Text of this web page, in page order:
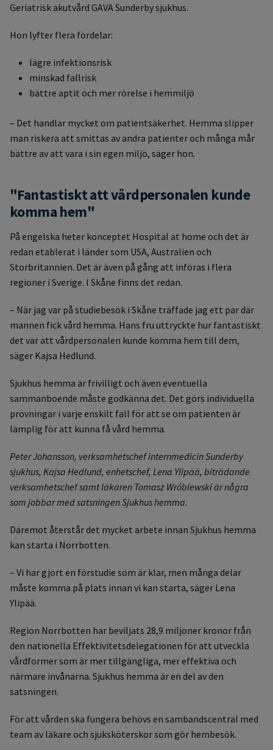
Geriatrisk akutvård GAVA Sunderby sjukhus.
Hon lyfter flera fördelar:
lägre infektionsrisk
minskad fallrisk
bättre aptit och mer rörelse i hemmiljö
– Det handlar mycket om patientsäkerhet. Hemma slipper
man riskera att smittas av andra patienter och många mår
bättre av att vara i sin egen miljö, säger hon.
"Fantastiskt att vårdpersonalen kunde
komma hem"
På engelska heter konceptet Hospital at home och det är
redan etablerat i länder som USA, Australien och
Storbritannien. Det är även på gång att införas i flera
regioner i Sverige. I Skåne finns det redan.
– När jag var på studiebesök i Skåne träffade jag ett par där
mannen fick vård hemma. Hans fru uttryckte hur fantastiskt
det var att vårdpersonalen kunde komma hem till dem,
säger Kajsa Hedlund.
Sjukhus hemma är frivilligt och även eventuella
sammanboende måste godkänna det. Det görs individuella
prövningar i varje enskilt fall för att se om patienten är
lämplig för att kunna få vård hemma.
Peter Johansson, verksamhetschef internmedicin Sunderby
sjukhus, Kajsa Hedlund, enhetschef, Lena Ylipää, biträdande
verksamhetschef samt läkaren Tomasz Wróblewski är några
som jobbar med satsningen Sjukhus hemma.
Däremot återstår det mycket arbete innan Sjukhus hemma
kan starta i Norrbotten.
– Vi har gjort en förstudie som är klar, men många delar
måste komma på plats innan vi kan starta, säger Lena
Ylipää.
Region Norrbotten har beviljats 28,9 miljoner kronor från
den nationella Effektivitetsdelegationen för att utveckla
vårdformer som är mer tillgängliga, mer effektiva och
närmare invånarna. Sjukhus hemma är en del av den
satsningen.
För att vården ska fungera behövs en sambandscentral med
team av läkare och sjuksköterskor som gör hembesök.